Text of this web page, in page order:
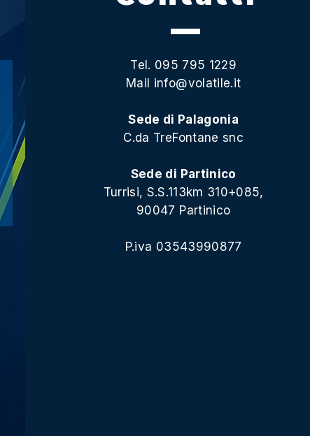
Tel. 095 795 1229
Mail info@volatile.it
Sede di Palagonia
C.da TreFontane snc
Sede di Partinico
Turrisi, S.S.113km 310+085,
90047 Partinico
P.iva 03543990877